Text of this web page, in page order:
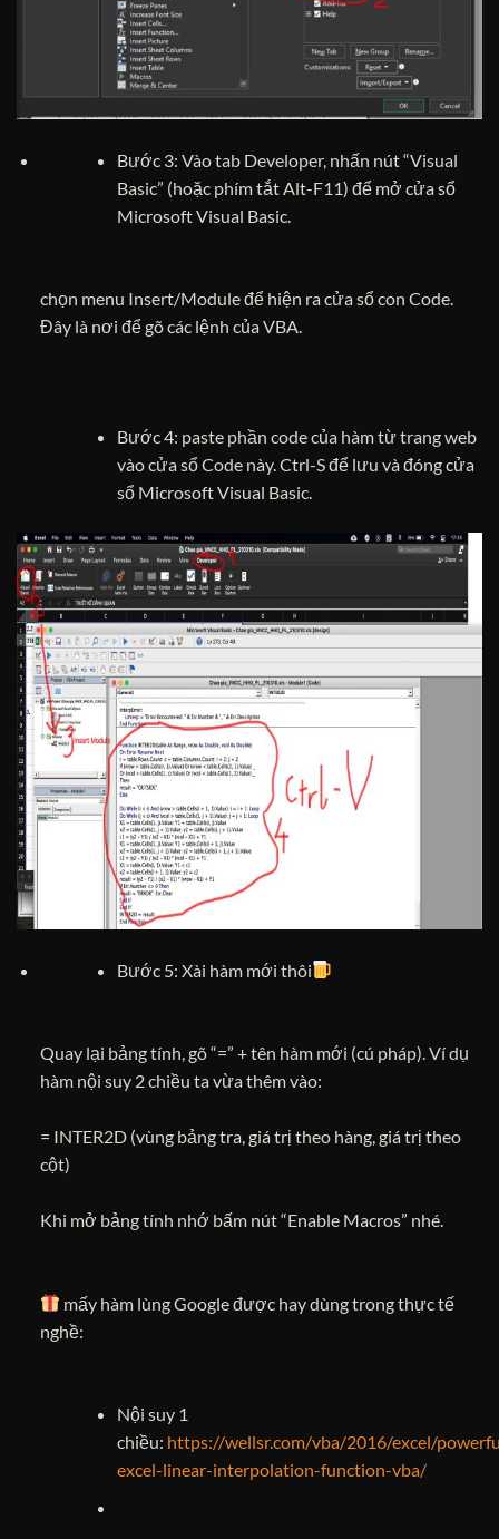
Bước 3: Vào tab Developer, nhấn nút “Visual
Basic” (hoặc phím tắt Alt-F11) để mở cửa sổ
Microsoft Visual Basic.
chọn menu Insert/Module để hiện ra cửa sổ con Code.
Đây là nơi để gõ các lệnh của VBA.
Bước 4: paste phần code của hàm từ trang web
vào cửa sổ Code này. Ctrl-S để lưu và đóng cửa
sổ Microsoft Visual Basic.
Bước 5: Xài hàm mới thôi
Quay lại bảng tính, gõ “=” + tên hàm mới (cú pháp). Ví dụ
hàm nội suy 2 chiều ta vừa thêm vào:
= INTER2D (vùng bảng tra, giá trị theo hàng, giá trị theo
cột)
Khi mở bảng tính nhớ bấm nút “Enable Macros” nhé.
mấy hàm lùng Google được hay dùng trong thực tế
nghề:
Nội suy 1
chiều: https://wellsr.com/vba/2016/excel/
excel-linear-interpolation-function-vba/